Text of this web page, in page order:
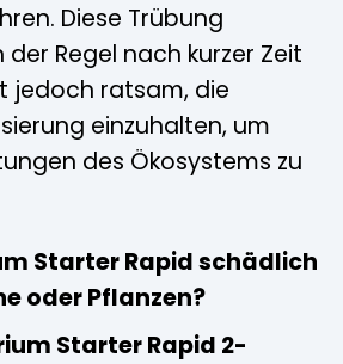
Diese Trübung
Regel nach kurzer Zeit
jedoch ratsam, die
einzuhalten, um
des Ökosystems zu
Starter Rapid schädlich
oder Pflanzen?
Starter Rapid 2-